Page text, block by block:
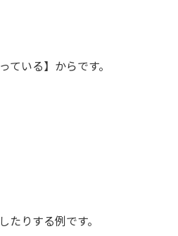
ている】からです。
たりする例です。